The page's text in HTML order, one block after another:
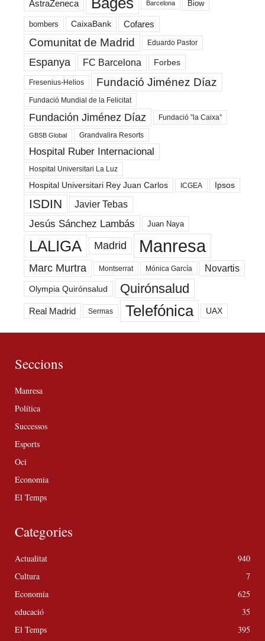
AstraZeneca Barcelona Biow
bombers CaixaBank Cofares
Comunitat de Madrid Eduardo Pastor
Espanya FC Barcelona Forbes
Fresenius-Helios Fundació Jiménez Díaz
Fundació Mundial de la Felicitat
Fundación Jiménez Díaz Fundació ”la Caixa”
GBSB Global Grandvalira Resorts
Hospital Ruber Internacional
Hospital Universitari La Luz
Hospital Universitari Rey Juan Carlos ICGEA Ipsos
ISDIN Javier Tebas
Jesús Sánchez Lambás Juan Naya
LALIGA Madrid Manresa
Marc Murtra Montserrat Mónica García Novartis
Olympia Quirónsalud Quirónsalud
Real Madrid Sermas Telefónica UAX
Seccions
Manresa
Política
Successos
Esports
Oci
Economia
El Temps
Categories
Actualitat
940
Cultura
7
Economia
625
educació
35
El Temps
395